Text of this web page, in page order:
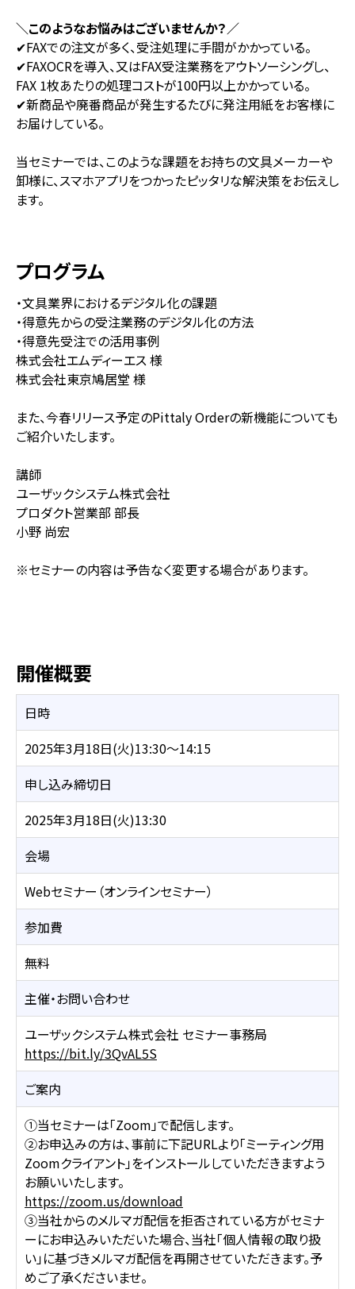
＼このようなお悩みはございませんか？／
✔FAXでの注文が多く、受注処理に手間がかかっている。
✔FAXOCRを導入、又はFAX受注業務をアウトソーシングし、
FAX 1枚あたりの処理コストが100円以上かかっている。
✔新商品や廃番商品が発生するたびに発注用紙をお客様に
お届けしている。
当セミナーでは、このような課題をお持ちの文具メーカーや
卸様に、スマホアプリをつかったピッタリな解決策をお伝えし
ます。
プログラム
・文具業界におけるデジタル化の課題
・得意先からの受注業務のデジタル化の方法
・得意先受注での活用事例
株式会社エムディーエス 様
株式会社東京鳩居堂 様
また、今春リリース予定のPittaly Orderの新機能についても
ご紹介いたします。
講師
ユーザックシステム株式会社
プロダクト営業部 部長
小野 尚宏
※セミナーの内容は予告なく変更する場合があります。
開催概要
日時
2025年3月18日(火)13:30～14:15
申し込み締切日
2025年3月18日(火)13:30
会場
Webセミナー（オンラインセミナー）
参加費
無料
主催・お問い合わせ
ユーザックシステム株式会社 セミナー事務局
https://bit.ly/3QvAL5S
ご案内
①当セミナーは「Zoom」で配信します。
②お申込みの方は、事前に下記URLより「ミーティング用
Zoomクライアント」をインストールしていただきますよう
お願いいたします。
https://zoom.us/download
③当社からのメルマガ配信を拒否されている方がセミナ
ーにお申込みいただいた場合、当社「個人情報の取り扱
い」に基づきメルマガ配信を再開させていただきます。予
めご了承くださいませ。